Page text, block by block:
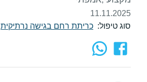
11.11.2025
סוג טיפול: כריתת רחם בגישה נרתיקית